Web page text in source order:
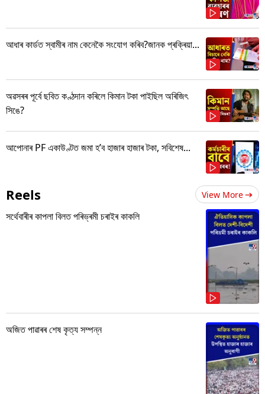
আধাৰ কাৰ্ডত স্বামীৰ নাম কেনেকৈ সংযোগ কৰিব?জানক প্ৰক্ৰিয়া...
অৱসৰৰ পূৰ্বে ছবিত কণ্ঠদান কৰিলে কিমান টকা পাইছিল অৰিজিৎ
সিঙে?
আপোনাৰ PF একাউণ্টত জমা হ’ব হাজাৰ হাজাৰ টকা, সবিশেষ...
Reels View More
সৰ্থেবাৰীৰ কাপলা বিলত পৰিভ্ৰমী চৰাইৰ কাকলি
অজিত পাৱাৰৰ শেষ কৃত্য সম্পন্ন